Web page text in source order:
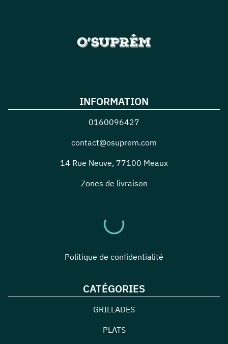
INFORMATION
0160096427
contact@osuprem.com
14 Rue Neuve, 77100 Meaux
Zones de livraison
Politique de confidentialité
CATÉGORIES
GRILLADES
PLATS